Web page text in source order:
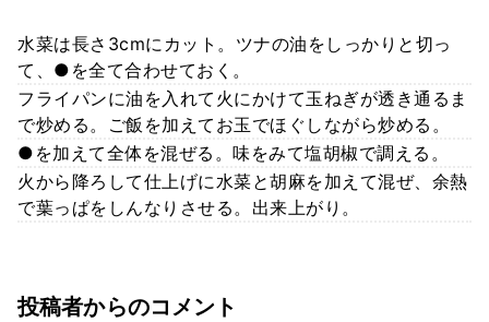
水菜は長さ3cmにカット。ツナの油をしっかりと切っ
て、●を全て合わせておく。
フライパンに油を入れて火にかけて玉ねぎが透き通るま
で炒める。ご飯を加えてお玉でほぐしながら炒める。
●を加えて全体を混ぜる。味をみて塩胡椒で調える。
火から降ろして仕上げに水菜と胡麻を加えて混ぜ、余熱
で葉っぱをしんなりさせる。出来上がり。
投稿者からのコメント